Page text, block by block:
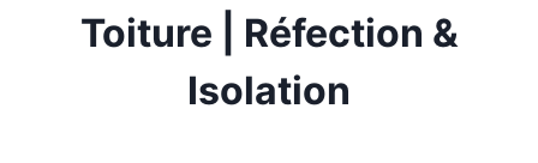
Toiture | Réfection &
Isolation